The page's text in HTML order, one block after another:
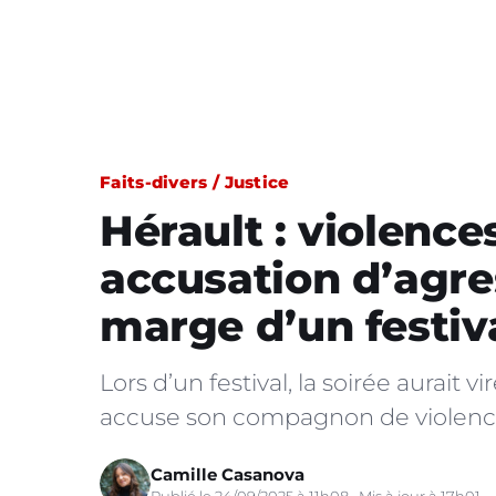
Faits-divers / Justice
Hérault :
accusation
marge d’un
Lors d’un festival, la soirée aurait
accuse son compagnon de
Camille Casanova